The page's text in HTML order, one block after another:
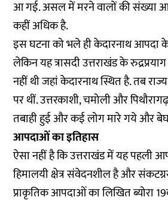
आ गई. असल में मरने वालों की संख्या
कहीं अधिक है.
इस घटना को भले ही केदारनाथ आपदा
लेकिन यह त्रासदी उत्तराखंड के
नहीं थी जहां केदारनाथ स्थित है. तब
पर थीं. उत्तरकाशी, चमोली और
तबाही हुई और कई लोग मारे गये और
आपदाओं का इतिहास
ऐसा नहीं है कि उत्तराखंड में यह पहली
हिमालयी क्षेत्र संवेदनशील है और
प्राकृतिक आपदाओं का लिखित ब्योरा